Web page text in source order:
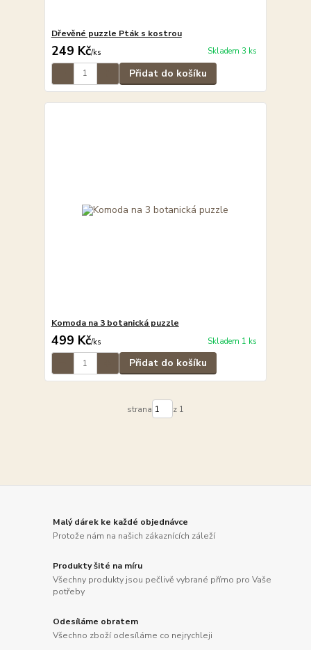
Dřevěné puzzle Pták s kostrou
249 Kč/ks Skladem 3 ks
Přidat do košíku
Komoda na 3 botanická puzzle
499 Kč/ks Skladem 1 ks
Přidat do košíku
strana z 1
Malý dárek ke každé objednávce
Protože nám na našich zákaznících záleží
Produkty šité na míru
Všechny produkty jsou pečlivě vybrané přímo pro Vaše
potřeby
Odesíláme obratem
Všechno zboží odesíláme co nejrychleji